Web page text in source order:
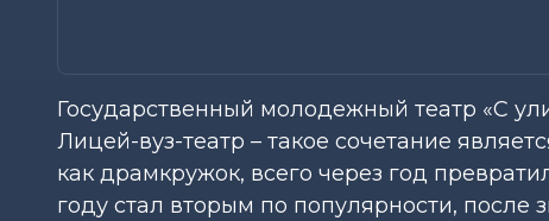
Государственный молодежный театр «С
Лицей-вуз-театр – такое сочетание
как драмкружок, всего через год
году стал вторым по популярности, после